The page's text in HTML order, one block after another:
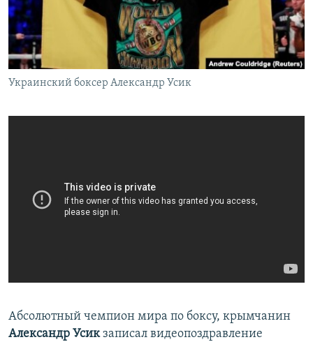
ПОБЕДИТЕЛЕЙ НЕ СУДЯТ?
КРЫМ.НЕПОКОРЕННЫЙ
ELIFBE
УКРАИНСКАЯ ПРОБЛЕМА КРЫМА
ПРИСОЕДИНЯЙТЕСЬ!
Украинский боксер Александр Усик
Абсолютный чемпион мира по боксу, крымчанин
Александр Усикзаписал видеопоздравление